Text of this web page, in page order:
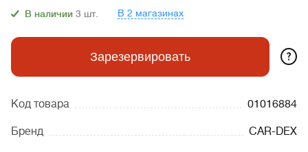
В наличии 3 шт. В 2 магазинах
Зарезервировать ?
Код товара 01016884
Бренд CAR-DEX